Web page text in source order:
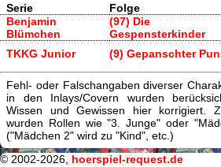
Serie Folge
Benjamin
Blümchen
(97) Die
Gespensterkinder
TKKG Junior (9) Gepanschter
Fehl- oder Falschangaben diverser
in den Inlays/Covern wurden
Wissen und Gewissen hier korrigiert.
wurden Rollen wie "3. Junge" oder
("Mädchen 2" wird zu "Kind", etc.)
© 2002-2026, hoerspiel-request.de